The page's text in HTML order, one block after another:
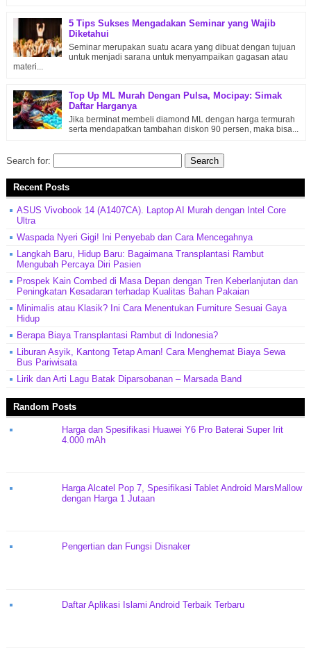
5 Tips Sukses Mengadakan Seminar yang Wajib
Diketahui
Seminar merupakan suatu acara yang dibuat dengan tujuan
untuk menjadi sarana untuk menyampaikan gagasan atau
materi...
Top Up ML Murah Dengan Pulsa, Mocipay: Simak
Daftar Harganya
Jika berminat membeli diamond ML dengan harga termurah
serta mendapatkan tambahan diskon 90 persen, maka bisa...
Search for:
Recent Posts
ASUS Vivobook 14 (A1407CA). Laptop AI Murah dengan Intel Core
Ultra
Waspada Nyeri Gigi! Ini Penyebab dan Cara Mencegahnya
Langkah Baru, Hidup Baru: Bagaimana Transplantasi Rambut
Mengubah Percaya Diri Pasien
Prospek Kain Combed di Masa Depan dengan Tren Keberlanjutan dan
Peningkatan Kesadaran terhadap Kualitas Bahan Pakaian
Minimalis atau Klasik? Ini Cara Menentukan Furniture Sesuai Gaya
Hidup
Berapa Biaya Transplantasi Rambut di Indonesia?
Liburan Asyik, Kantong Tetap Aman! Cara Menghemat Biaya Sewa
Bus Pariwisata
Lirik dan Arti Lagu Batak Diparsobanan – Marsada Band
Random Posts
Harga dan Spesifikasi Huawei Y6 Pro Baterai Super Irit
4.000 mAh
Harga Alcatel Pop 7, Spesifikasi Tablet Android MarsMallow
dengan Harga 1 Jutaan
Pengertian dan Fungsi Disnaker
Daftar Aplikasi Islami Android Terbaik Terbaru